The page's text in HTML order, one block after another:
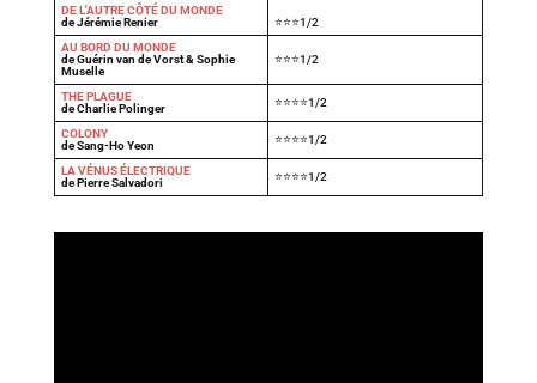
DE L'AUTRE CÔTÉ DU MONDE
de Jérémie Renier
⭐⭐⭐1/2
AU BORD DU MONDE
de Guérin van de Vorst & Sophie
Muselle
⭐⭐⭐1/2
THE PLAGUE
de Charlie Polinger
⭐⭐⭐⭐1/2
COLONY
de Sang-Ho Yeon
⭐⭐⭐⭐1/2
LA VÉNUS ÉLECTRIQUE
de Pierre Salvadori
⭐⭐⭐⭐1/2